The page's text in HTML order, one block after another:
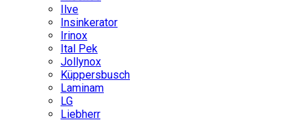
Ilve
Insinkerator
Irinox
Ital Pek
Jollynox
Küppersbusch
Laminam
LG
Liebherr